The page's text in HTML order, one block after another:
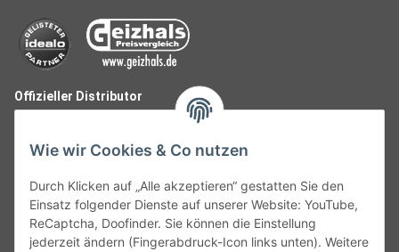
Offizieller Distributor
Wie wir Cookies & Co nutzen
Durch Klicken auf „Alle akzeptieren“ gestatten Sie den
Einsatz folgender Dienste auf unserer Website: YouTube,
ReCaptcha, Doofinder. Sie können die Einstellung
jederzeit ändern (Fingerabdruck-Icon links unten). Weitere